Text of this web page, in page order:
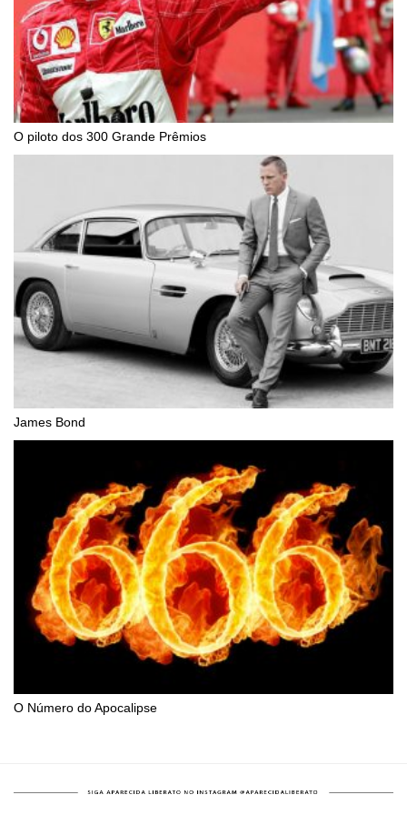
O piloto dos 300 Grande Prêmios
James Bond
O Número do Apocalipse